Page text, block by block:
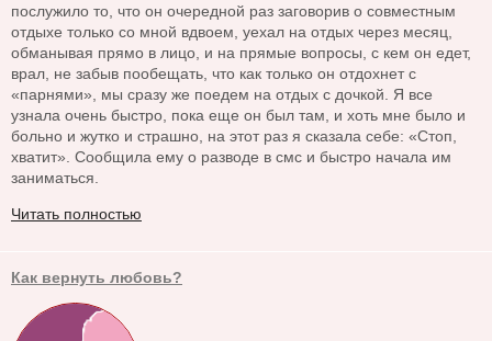
послужило то, что он очередной раз заговорив о совместным
отдыхе только со мной вдвоем, уехал на отдых через месяц,
обманывая прямо в лицо, и на прямые вопросы, с кем он едет,
врал, не забыв пообещать, что как только он отдохнет с
«парнями», мы сразу же поедем на отдых с дочкой. Я все
узнала очень быстро, пока еще он был там, и хоть мне было и
больно и жутко и страшно, на этот раз я сказала себе: «Стоп,
хватит». Сообщила ему о разводе в смс и быстро начала им
заниматься.
Читать полностью
Как вернуть любовь?